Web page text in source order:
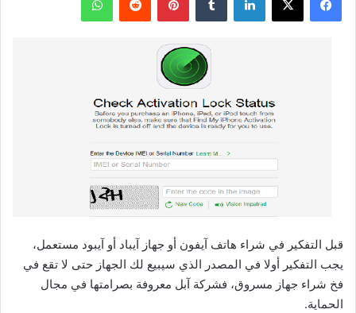
قبل التفكير في شراء هاتف آيفون أو جهاز آيباد أو آيبود مستعمل،
يجب التفكير أولا في المصدر الذي سيبيع لك الجهاز حتى لا تقع في
فخ شراء جهاز مسروق، فشركة آبل معروفة بصرامتها في مجال
الحماية.